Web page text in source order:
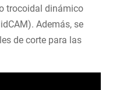
trocoidal dinámico
Además, se
de corte para las